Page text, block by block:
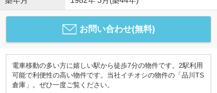
お問い合わせ(無料)
電車移動の多い方に嬉しい駅から徒歩7分の物件です。2駅利用
可能で利便性の高い物件です。当社イチオシの物件の「品川TS
倉庫」。ぜひ一度ご覧ください。